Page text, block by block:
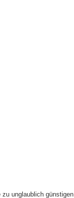
unglaublich günstigen